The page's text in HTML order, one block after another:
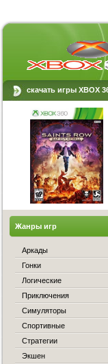
скачать игры XBOX
Жанры игр
Аркады
Гонки
Логические
Приключения
Симуляторы
Спортивные
Стратегии
Экшен